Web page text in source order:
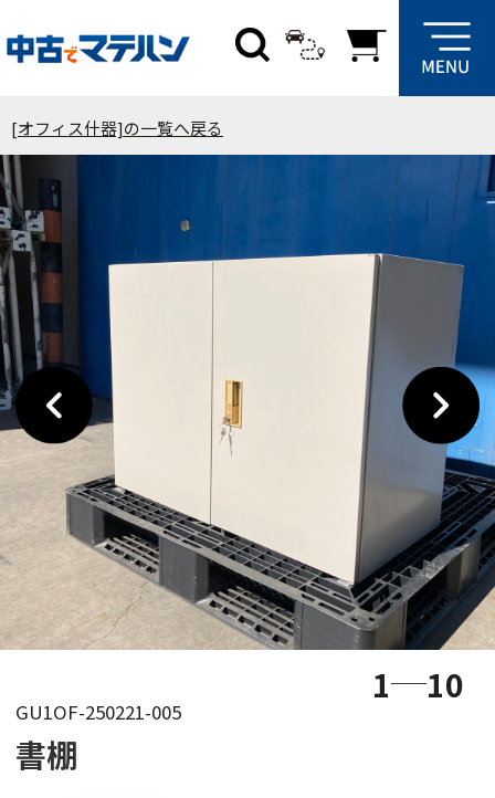
[オフィス什器]の一覧へ戻る
1 10
GU1OF-250221-005
書棚